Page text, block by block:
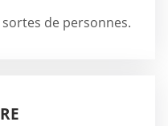
de personnes.